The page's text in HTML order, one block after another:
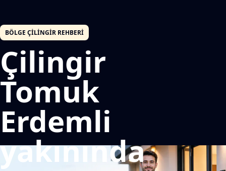
BÖLGE ÇILINGIR REHBERI
Çilingir
Tomuk
Erdemli
yakınında